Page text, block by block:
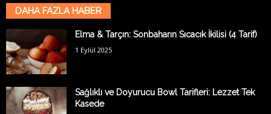
DAHA FAZLA HABER
Elma & Tarçın: Sonbaharın Sıcacık İkilisi (4 Tarif)
1 Eylül 2025
Sağlıklı ve Doyurucu Bowl Tarifleri: Lezzet Tek
Kasede